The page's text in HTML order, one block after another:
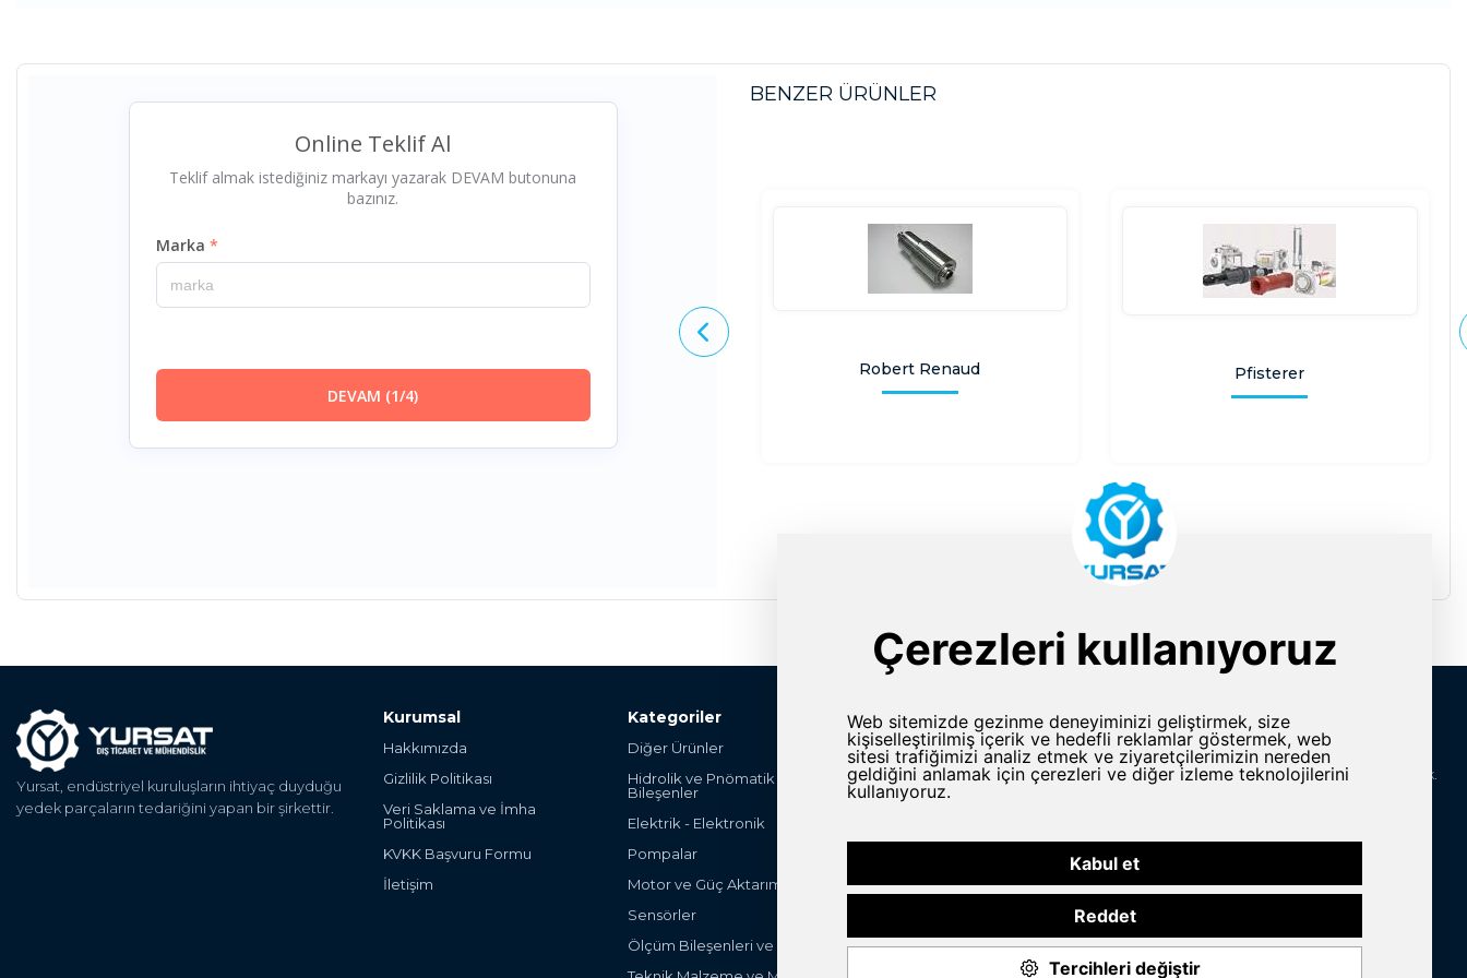
BENZER ÜRÜNLER
Robert Renaud Pfisterer
Yursat, endüstriyel kuruluşların ihtiyaç duyduğu
yedek parçaların tedariğini yapan bir şirkettir.
Kurumsal
Hakkımızda
Gizlilik Politikası
Veri Saklama ve İmha
Politikası
KVKK Başvuru Formu
İletişim
Kategoriler
Diğer Ürünler
Hidrolik ve Pnömatik
Bileşenler
Elektrik - Elektronik
Pompalar
Motor ve Güç Aktarım Grubu
Sensörler
Ölçüm Bileşenleri ve Cihazları
Şalter ve Anahtarlar
Hırdavat
Filteleme ve Fan Grubu
İletişim Bilgileri
Adres
Yeni Karaman Mah. Sanayi Cad. 4. Kantar Sok.
+90 224 2400304
E-Posta
info@yursat.com.tr
Bizi Takip Edin